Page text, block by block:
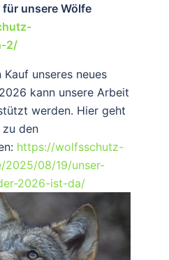
für unsere Wölfe
2/
unseres neues
kann unsere Arbeit
werden. Hier geht
zu den
https://wolfsschutz-
2025/08/19/unser-
2026-ist-da/